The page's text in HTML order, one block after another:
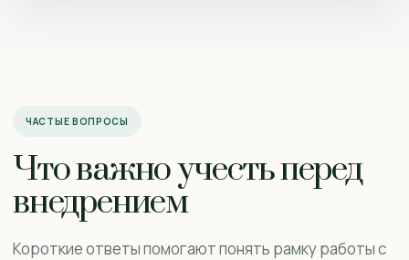
ЧАСТЫЕ ВОПРОСЫ
Что важно учесть перед
внедрением
Короткие ответы помогают понять рамку работы с